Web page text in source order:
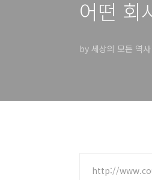
어떤 회
by 세상의 모든 역사
http://